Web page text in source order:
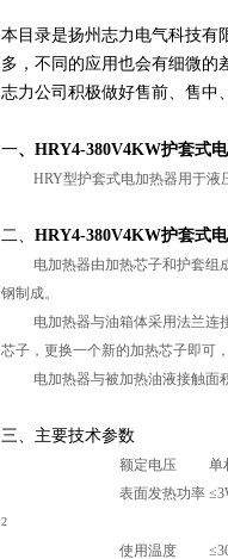
本目录是扬州志力电气科技有
多，不同的应用也会有细微的
志力公司积极做好售前、售中
一、 HRY4-380V4KW护套式
HRY型护套式电加热器用于液压
二、 HRY4-380V4KW护套式
电加热器由加热芯子和护套组成
钢制成。
电加热器与油箱体采用法兰连接
芯子，更换一个新的加热芯子即可
电加热器与被加热油液接触面积
三、主要技术参数
额定电压 单相220V
表面发热功率
2
使用温度